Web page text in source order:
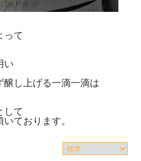
って
い
醸し上げる一滴一滴は
して
ております。